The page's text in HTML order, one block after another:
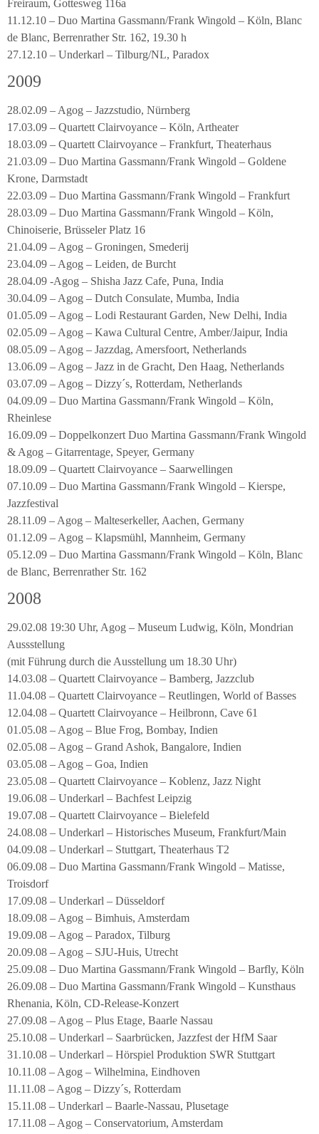
Freiraum, Gottesweg 116a
11.12.10 – Duo Martina Gassmann/Frank Wingold – Köln, Blanc
de Blanc, Berrenrather Str. 162, 19.30 h
27.12.10 – Underkarl – Tilburg/NL, Paradox
2009
28.02.09 – Agog – Jazzstudio, Nürnberg
17.03.09 – Quartett Clairvoyance – Köln, Artheater
18.03.09 – Quartett Clairvoyance – Frankfurt, Theaterhaus
21.03.09 – Duo Martina Gassmann/Frank Wingold – Goldene
Krone, Darmstadt
22.03.09 – Duo Martina Gassmann/Frank Wingold – Frankfurt
28.03.09 – Duo Martina Gassmann/Frank Wingold – Köln,
Chinoiserie, Brüsseler Platz 16
21.04.09 – Agog – Groningen, Smederij
23.04.09 – Agog – Leiden, de Burcht
28.04.09 -Agog – Shisha Jazz Cafe, Puna, India
30.04.09 – Agog – Dutch Consulate, Mumba, India
01.05.09 – Agog – Lodi Restaurant Garden, New Delhi, India
02.05.09 – Agog – Kawa Cultural Centre, Amber/Jaipur, India
08.05.09 – Agog – Jazzdag, Amersfoort, Netherlands
13.06.09 – Agog – Jazz in de Gracht, Den Haag, Netherlands
03.07.09 – Agog – Dizzy´s, Rotterdam, Netherlands
04.09.09 – Duo Martina Gassmann/Frank Wingold – Köln,
Rheinlese
16.09.09 – Doppelkonzert Duo Martina Gassmann/Frank Wingold
& Agog – Gitarrentage, Speyer, Germany
18.09.09 – Quartett Clairvoyance – Saarwellingen
07.10.09 – Duo Martina Gassmann/Frank Wingold – Kierspe,
Jazzfestival
28.11.09 – Agog – Malteserkeller, Aachen, Germany
01.12.09 – Agog – Klapsmühl, Mannheim, Germany
05.12.09 – Duo Martina Gassmann/Frank Wingold – Köln, Blanc
de Blanc, Berrenrather Str. 162
2008
29.02.08 19:30 Uhr, Agog – Museum Ludwig, Köln, Mondrian
Aussstellung
(mit Führung durch die Ausstellung um 18.30 Uhr)
14.03.08 – Quartett Clairvoyance – Bamberg, Jazzclub
11.04.08 – Quartett Clairvoyance – Reutlingen, World of Basses
12.04.08 – Quartett Clairvoyance – Heilbronn, Cave 61
01.05.08 – Agog – Blue Frog, Bombay, Indien
02.05.08 – Agog – Grand Ashok, Bangalore, Indien
03.05.08 – Agog – Goa, Indien
23.05.08 – Quartett Clairvoyance – Koblenz, Jazz Night
19.06.08 – Underkarl – Bachfest Leipzig
19.07.08 – Quartett Clairvoyance – Bielefeld
24.08.08 – Underkarl – Historisches Museum, Frankfurt/Main
04.09.08 – Underkarl – Stuttgart, Theaterhaus T2
06.09.08 – Duo Martina Gassmann/Frank Wingold – Matisse,
Troisdorf
17.09.08 – Underkarl – Düsseldorf
18.09.08 – Agog – Bimhuis, Amsterdam
19.09.08 – Agog – Paradox, Tilburg
20.09.08 – Agog – SJU-Huis, Utrecht
25.09.08 – Duo Martina Gassmann/Frank Wingold – Barfly, Köln
26.09.08 – Duo Martina Gassmann/Frank Wingold – Kunsthaus
Rhenania, Köln, CD-Release-Konzert
27.09.08 – Agog – Plus Etage, Baarle Nassau
25.10.08 – Underkarl – Saarbrücken, Jazzfest der HfM Saar
31.10.08 – Underkarl – Hörspiel Produktion SWR Stuttgart
10.11.08 – Agog – Wilhelmina, Eindhoven
11.11.08 – Agog – Dizzy´s, Rotterdam
15.11.08 – Underkarl – Baarle-Nassau, Plusetage
17.11.08 – Agog – Conservatorium, Amsterdam